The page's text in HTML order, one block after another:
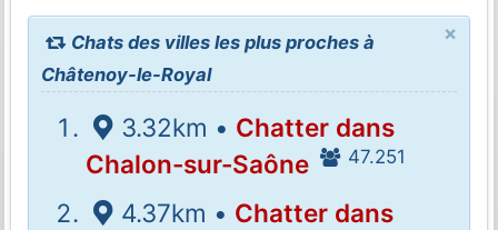
×
Chats des villes les plus proches à
Châtenoy-le-Royal
3.32km • Chatter dans
Chalon-sur-Saône
47.251
4.37km • Chatter dans